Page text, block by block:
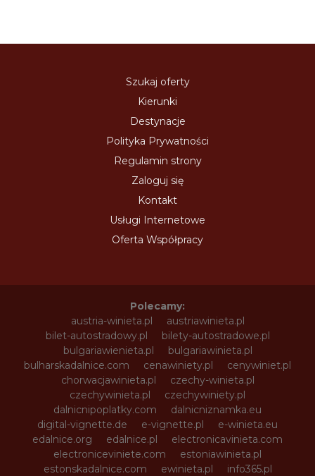
Szukaj oferty
Kierunki
Destynacje
Polityka Prywatności
Regulamin strony
Zaloguj się
Kontakt
Usługi Internetowe
Oferta Współpracy
Polecamy:
austria-winieta.pl
austriawinieta.pl
bilet-autostradowy.pl
bilety-autostradowe.pl
bulgariawienieta.pl
bulgariawinieta.pl
bulharskadalnice.com
cenawiniety.pl
cenywiniet.pl
chorwacjawinieta.pl
czechy-winieta.pl
czechywinieta.pl
czechywiniety.pl
dalnicnipoplatky.com
dalnicniznamka.eu
digital-vignette.de
e-vignette.pl
e-winieta.eu
edalnice.org
edalnice.pl
electronicavinieta.com
electroniceviniete.com
estoniawinieta.pl
estonskadalnice.com
ewinieta.pl
info365.pl